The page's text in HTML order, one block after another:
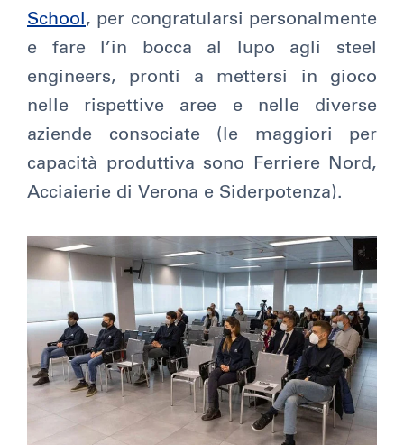
School , per congratularsi personalmente
e fare l’in bocca al lupo agli steel
engineers, pronti a mettersi in gioco
nelle rispettive aree e nelle diverse
aziende consociate (le maggiori per
capacità produttiva sono Ferriere Nord,
Acciaierie di Verona e Siderpotenza).